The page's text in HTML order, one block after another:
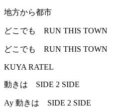
地方から都市
どこでも RUN THIS TOWN
どこでも RUN THIS TOWN
KUYA RATEL
動きは SIDE 2 SIDE
Ay 動きは SIDE 2 SIDE